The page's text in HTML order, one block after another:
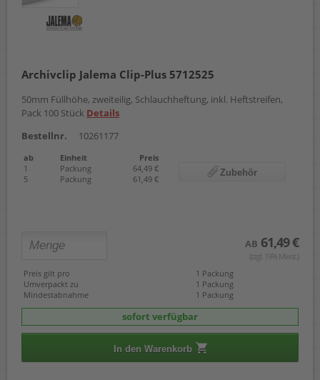
Archivclip Jalema Clip-Plus 5712525
50mm Füllhöhe, zweiteilig, Schlauchheftung, inkl. Heftstreifen,
Pack 100 Stück Details
Bestellnr.
10261177
ab Einheit
Preis
1
Packung
64,49 €
5
Packung 61,49 €
Zubehör
AB 61,49 €
(zzgl. 19% Mwst.)
Preis gilt pro
1 Packung
Umverpackt zu
1 Packung
Mindestabnahme
1 Packung
sofort verfügbar
In den Warenkorb